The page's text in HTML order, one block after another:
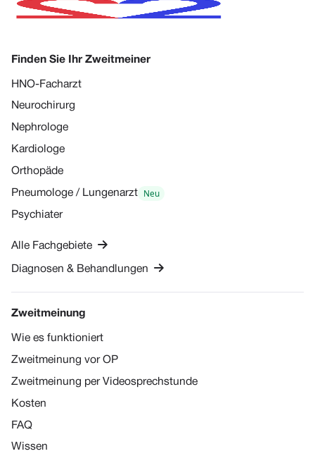
Finden Sie Ihr Zweitmeiner
HNO-Facharzt
Neurochirurg
Nephrologe
Kardiologe
Orthopäde
Pneumologe / Lungenarzt Neu
Psychiater
Alle Fachgebiete 
Diagnosen & Behandlungen 
Zweitmeinung
Wie es funktioniert
Zweitmeinung vor OP
Zweitmeinung per Videosprechstunde
Kosten
FAQ
Wissen